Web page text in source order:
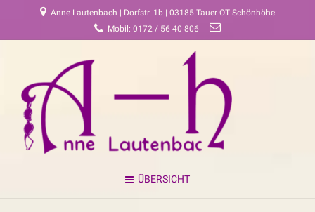
Anne Lautenbach | Dorfstr. 1b | 03185 Tauer OT Schönhöhe
Mobil: 0172 / 56 40 806
ÜBERSICHT